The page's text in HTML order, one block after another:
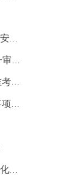
三部门明确金融消费者反映事项办理工作安排_每日速讯
16人获刑 山西代县大红才矿业透水事故一审宣判 世界速读
环球观焦点：@临夏考生 6月5日起领取准考证，注意事项看过来→
@临夏考生 6月5日起领取准考证，注意事项看过来→
临夏市黄河国家文化公园——河州牡丹文化公园|播资讯